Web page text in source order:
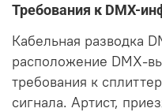
Требования к DMX-
Кабельная разводка
расположение DMX-
требования к
сигнала. Артист,